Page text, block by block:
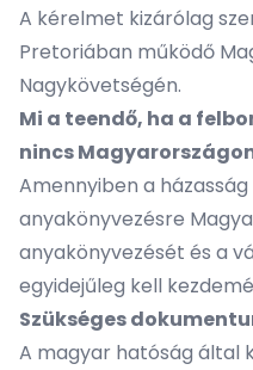
A kérelmet kizárólag
Pretoriában működő
Nagykövetségén.
Mi a teendő, ha a
nincs
Amennyiben a
anyakönyvezésre
anyakönyvezését és a
egyidejűleg kell
Szükséges
A magyar hatóság által